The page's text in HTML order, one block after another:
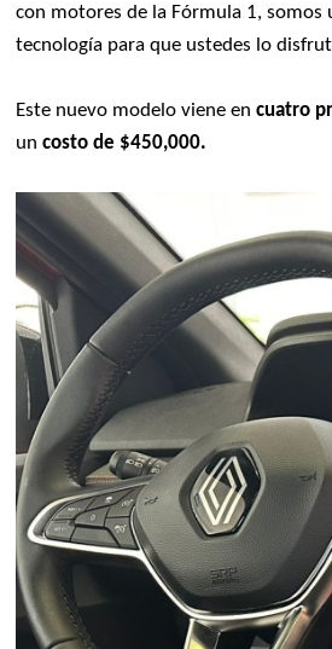
con motores de la Fórmula 1, somos
tecnología para que ustedes lo
Este nuevo modelo viene en cuatro
uncosto de $450,000.